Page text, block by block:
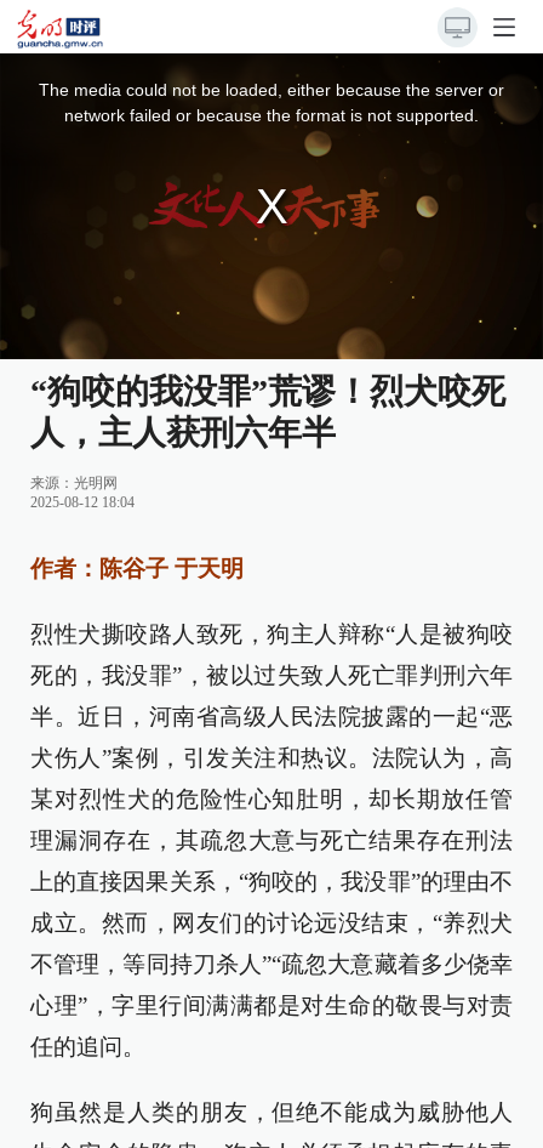
The media could not be loaded, either because the server or
network failed or because the format is not supported.
“狗咬的我没罪”荒谬！烈犬咬死
人，主人获刑六年半
来源： 光明网
2025-08-12 18:04
作者：陈谷子 于天明
烈性犬撕咬路人致死，狗主人辩称“人是被狗咬
死的，我没罪”，被以过失致人死亡罪判刑六年
半。近日，河南省高级人民法院披露的一起“恶
犬伤人”案例，引发关注和热议。法院认为，高
某对烈性犬的危险性心知肚明，却长期放任管
理漏洞存在，其疏忽大意与死亡结果存在刑法
上的直接因果关系，“狗咬的，我没罪”的理由不
成立。然而，网友们的讨论远没结束，“养烈犬
不管理，等同持刀杀人”“疏忽大意藏着多少侥幸
心理”，字里行间满满都是对生命的敬畏与对责
任的追问。
狗虽然是人类的朋友，但绝不能成为威胁他人